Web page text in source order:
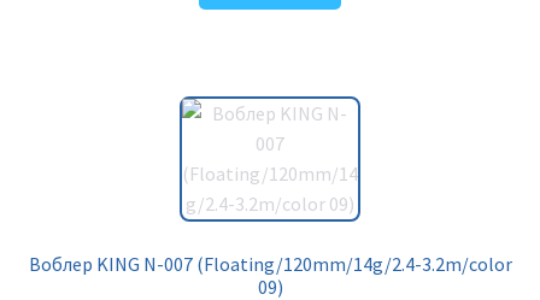
Воблер KING N-007 (Floating/120mm/14g/2.4-3.2m/color
09)